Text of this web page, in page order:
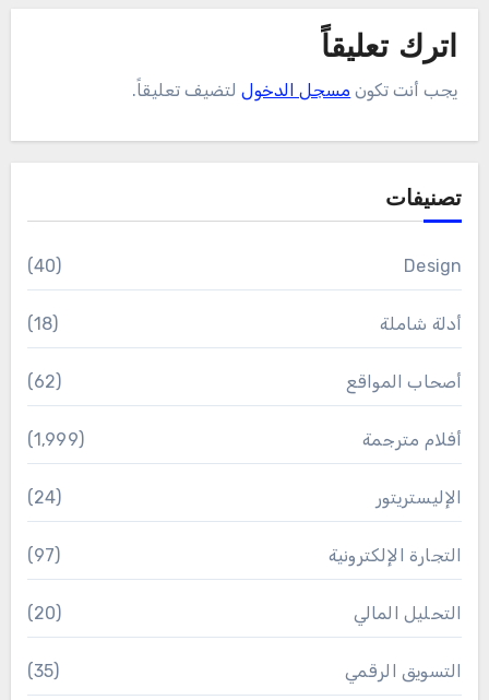
اترك تعليقاً
يجب أنت تكون مسجل الدخوللتضيف تعليقاً.
تصنيفات
Design
(40)
أدلة شاملة (18)
أصحاب المواقع (62)
أفلام مترجمة (1٬999)
الإليستريتور (24)
التجارة الإلكترونية (97)
التحليل المالي (20)
التسويق الرقمي (35)